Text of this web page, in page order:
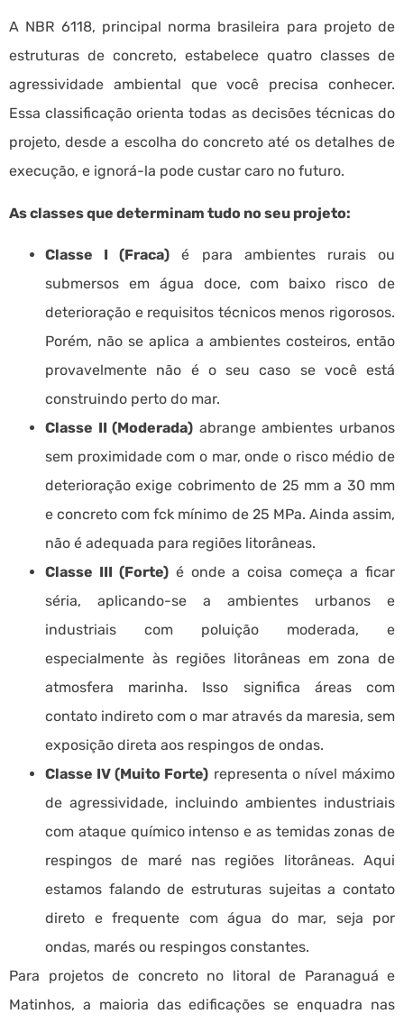
A NBR 6118, principal norma brasileira para projeto de
estruturas de concreto, estabelece quatro classes de
agressividade ambiental que você precisa conhecer.
Essa classificação orienta todas as decisões técnicas do
projeto, desde a escolha do concreto até os detalhes de
execução, e ignorá-la pode custar caro no futuro.
As classes que determinam tudo no seu projeto:
Classe I (Fraca) é para ambientes rurais ou
submersos em água doce, com baixo risco de
deterioração e requisitos técnicos menos rigorosos.
Porém, não se aplica a ambientes costeiros, então
provavelmente não é o seu caso se você está
construindo perto do mar.
Classe II (Moderada) abrange ambientes urbanos
sem proximidade com o mar, onde o risco médio de
deterioração exige cobrimento de 25 mm a 30 mm
e concreto com fck mínimo de 25 MPa. Ainda assim,
não é adequada para regiões litorâneas.
Classe III (Forte)é onde a coisa começa a ficar
séria, aplicando-se a ambientes urbanos e
industriais com poluição moderada, e
especialmente às regiões litorâneas em zona de
atmosfera marinha. Isso significa áreas com
contato indireto com o mar através da maresia, sem
exposição direta aos respingos de ondas.
Classe IV (Muito Forte) representa o nível máximo
de agressividade, incluindo ambientes industriais
com ataque químico intenso e as temidas zonas de
respingos de maré nas regiões litorâneas. Aqui
estamos falando de estruturas sujeitas a contato
direto e frequente com água do mar, seja por
ondas, marés ou respingos constantes.
Para projetos de concreto no litoral de Paranaguá e
Matinhos, a maioria das edificações se enquadra nas